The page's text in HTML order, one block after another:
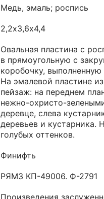
Медь, эмаль; роспись
2,2х3,6х4,4
Овальная пластина с
в прямоугольную с
коробочку,
На эмалевой пластине
пейзаж: на переднем
нежно-охристо-
деревце, слева
деревьев и кустарника.
голубых оттенков.
Финифть
РЯМЗ КП-49006. Ф-2791
Произведения